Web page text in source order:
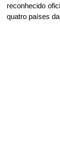
reconhecido
quatro países